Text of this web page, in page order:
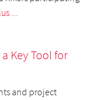
...
Key Tool for
and project